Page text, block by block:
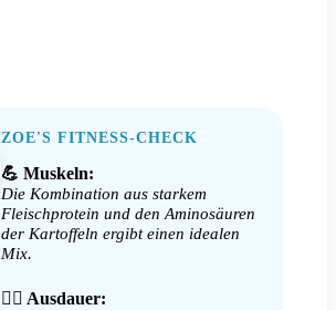
ZOE'S FITNESS-CHECK
💪 Muskeln:
Die Kombination aus starkem
Fleischprotein und den Aminosäuren
der Kartoffeln ergibt einen idealen
Mix.
🏃‍♀️ Ausdauer: